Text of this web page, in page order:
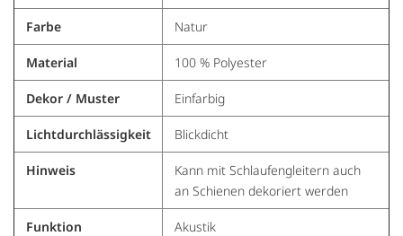
Farbe Natur
Material 100 % Polyester
Dekor / Muster Einfarbig
Lichtdurchlässigkeit Blickdicht
Hinweis
Kann mit Schlaufengleitern auch
an Schienen dekoriert werden
Funktion Akustik